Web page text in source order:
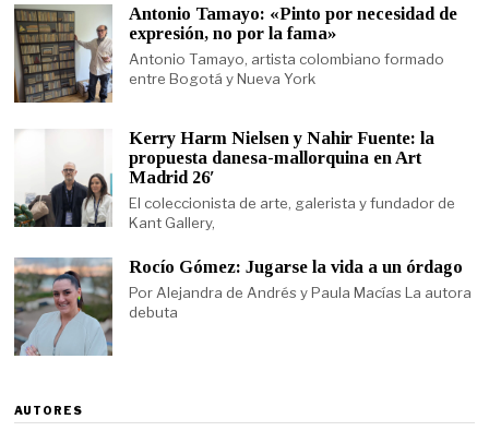
Antonio Tamayo: «Pinto por necesidad de
expresión, no por la fama»
Antonio Tamayo, artista colombiano formado
entre Bogotá y Nueva York
Kerry Harm Nielsen y Nahir Fuente: la
propuesta danesa-mallorquina en Art
Madrid 26′
El coleccionista de arte, galerista y fundador de
Kant Gallery,
Rocío Gómez: Jugarse la vida a un órdago
Por Alejandra de Andrés y Paula Macías La autora
debuta
AUTORES